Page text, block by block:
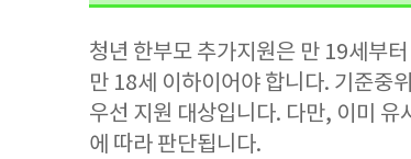
청년 한부모 추가지원은 만 19세부
만 18세 이하이어야 합니다. 기준중
우선 지원 대상입니다. 다만, 이미
에 따라 판단됩니다.